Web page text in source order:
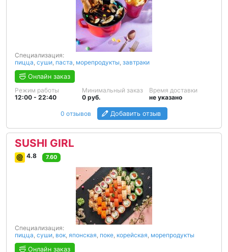
Специализация:
пицца, суши, паста, морепродукты, завтраки
Онлайн заказ
Режим работы
12:00 - 22:40
Минимальный заказ
0 руб.
Время доставки
не указано
0 отзывов Добавить отзыв
SUSHI GIRL
4.8 7.60
Специализация:
пицца, суши, вок, японская, поке, корейская, морепродукты
Онлайн заказ